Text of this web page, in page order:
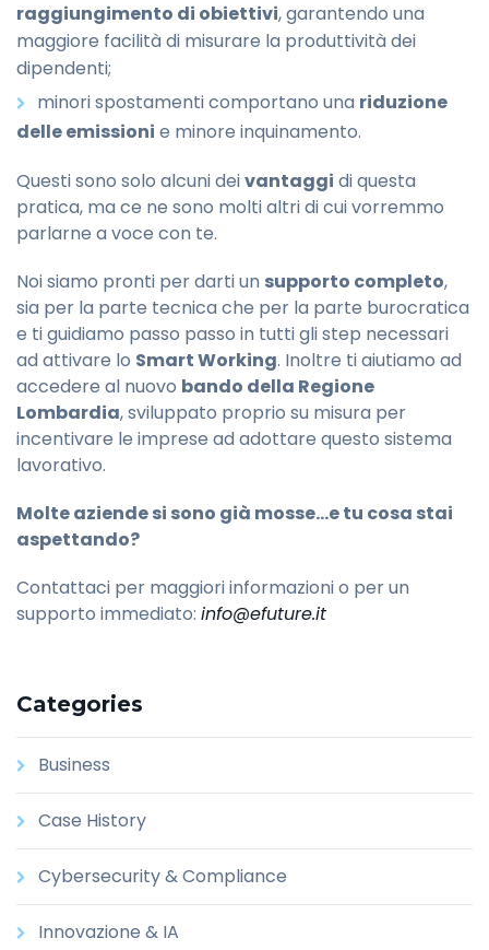
raggiungimento di obiettivi, garantendo una
maggiore facilità di misurare la produttività dei
dipendenti;
minori spostamenti comportano una riduzione
delle emissioni e minore inquinamento.
Questi sono solo alcuni deivantaggi di questa
pratica, ma ce ne sono molti altri di cui vorremmo
parlarne a voce con te.
Noi siamo pronti per darti un supporto completo,
sia per la parte tecnica che per la parte burocratica
e ti guidiamo passo passo in tutti gli step necessari
ad attivare lo Smart Working. Inoltre ti aiutiamo ad
accedere al nuovo bando della Regione
Lombardia, sviluppato proprio su misura per
incentivare le imprese ad adottare questo sistema
lavorativo.
Molte aziende si sono già mosse…e tu cosa stai
aspettando?
Contattaci per maggiori informazioni o per un
supporto immediato: info@efuture.it
Categories
Business
Case History
Cybersecurity & Compliance
Innovazione & IA